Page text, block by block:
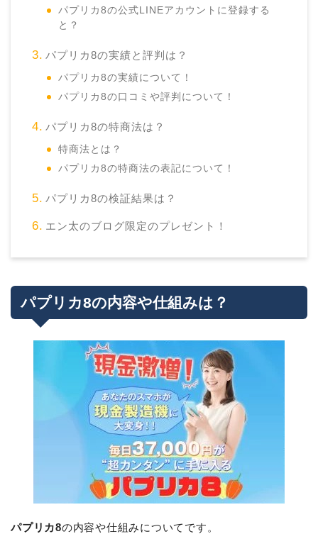
パプリカ8の公式LINEアカウントに登録する
と？
パプリカ8の実績と評判は？
パプリカ8の実績について！
パプリカ8の口コミや評判について！
パプリカ8の特商法は？
特商法とは？
パプリカ8の特商法の表記について！
パプリカ8の検証結果は？
エン太のブログ限定のプレゼント！
パプリカ8の内容や仕組みは？
パプリカ8の内容や仕組みについてです。